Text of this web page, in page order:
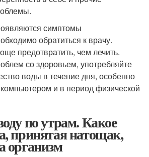
симптомы
обратиться к врачу.
предотвратить, чем лечить.
со здоровьем, употребляйте
воды в течение дня, особенно
компьютером и в период физической
по утрам. Какое
принятая натощак,
организм